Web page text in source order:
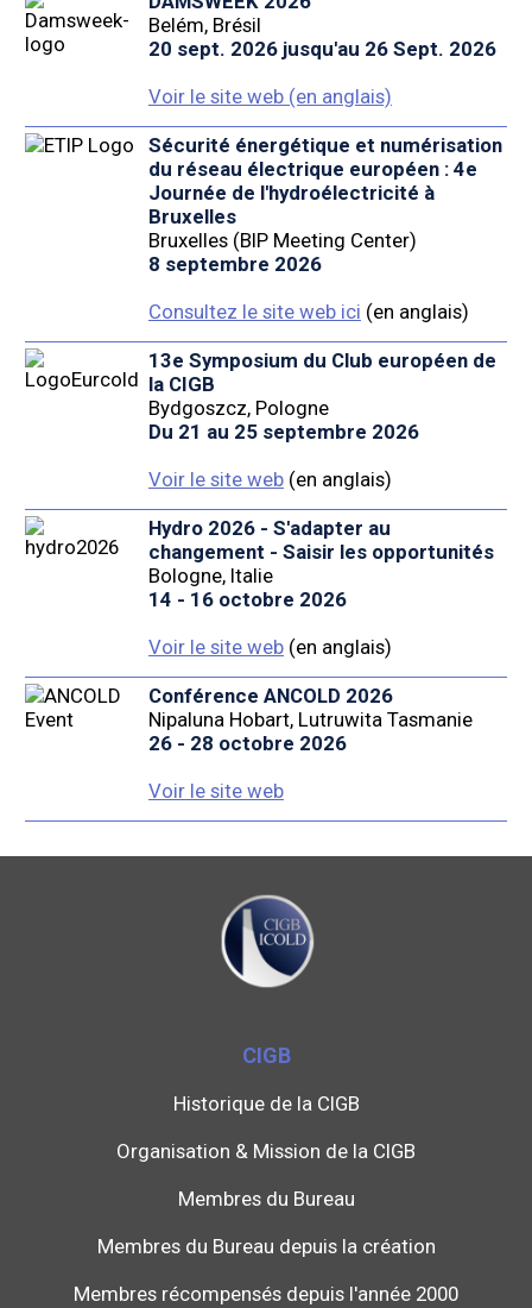
Belém, Brésil
20 sept. 2026 jusqu'au 26 Sept. 2026
Voir le site web (en anglais)
Sécurité énergétique et numérisation
du réseau électrique européen : 4e
Journée de l'hydroélectricité à
Bruxelles
Bruxelles (BIP Meeting Center)
8 septembre 2026
Consultez le site web ici (en anglais)
13e Symposium du Club européen de
la CIGB
Bydgoszcz, Pologne
Du 21 au 25 septembre 2026
Voir le site web(en anglais)
Hydro 2026 - S'adapter au
changement - Saisir les opportunités
Bologne, Italie
14 - 16 octobre 2026
Voir le site web(en anglais)
Conférence ANCOLD 2026
Nipaluna Hobart, Lutruwita Tasmanie
26 - 28 octobre 2026
Voir le site web
CIGB
Historique de la CIGB
Organisation & Mission de la CIGB
Membres du Bureau
Membres du Bureau depuis la création
Membres récompensés depuis l'année 2000